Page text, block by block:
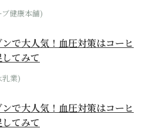
健康本舗)
ンで大人気！血圧対策はコーヒ
てみて
乳業)
ンで大人気！血圧対策はコーヒ
てみて